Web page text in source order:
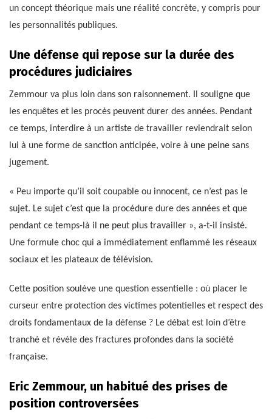
un concept théorique mais une réalité concrète, y compris pour
les personnalités publiques.
Une défense qui repose sur la durée des
procédures judiciaires
Zemmour va plus loin dans son raisonnement. Il souligne que
les enquêtes et les procès peuvent durer des années. Pendant
ce temps, interdire à un artiste de travailler reviendrait selon
lui à une forme de sanction anticipée, voire à une peine sans
jugement.
« Peu importe qu’il soit coupable ou innocent, ce n’est pas le
sujet. Le sujet c’est que la procédure dure des années et que
pendant ce temps-là il ne peut plus travailler », a-t-il insisté.
Une formule choc qui a immédiatement enflammé les réseaux
sociaux et les plateaux de télévision.
Cette position soulève une question essentielle : où placer le
curseur entre protection des victimes potentielles et respect des
droits fondamentaux de la défense ? Le débat est loin d’être
tranché et révèle des fractures profondes dans la société
française.
Eric Zemmour, un habitué des prises de
position controversées